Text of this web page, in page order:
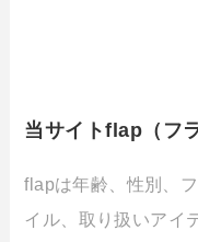
当サイトflap（フ
flapは年齢、性別、
イル、取り扱いアイ